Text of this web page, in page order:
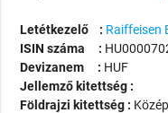
Letétkezelő : Raiffeisen
ISIN száma :
Devizanem : HUF
Jellemző kitettség :
Földrajzi kitettség :